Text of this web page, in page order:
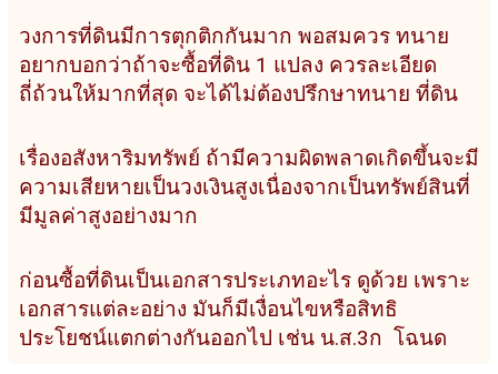
วงการที่ดินมีการตุกติกกันมาก พอสมควร ทนาย
อยากบอกว่าถ้าจะซื้อที่ดิน 1 แปลง ควรละเอียด
ถี่ถ้วนให้มากที่สุด จะได้ไม่ต้องปรึกษาทนาย ที่ดิน
เรื่องอสังหาริมทรัพย์ ถ้ามีความผิดพลาดเกิดขึ้นจะมี
ความเสียหายเป็นวงเงินสูงเนื่องจากเป็นทรัพย์สินที่
มีมูลค่าสูงอย่างมาก
ก่อนซื้อที่ดินเป็นเอกสารประเภทอะไร ดูด้วย เพราะ
เอกสารแต่ละอย่าง มันก็มีเงื่อนไขหรือสิทธิ
ประโยชน์แตกต่างกันออกไป เช่น น.ส.3ก โฉนด